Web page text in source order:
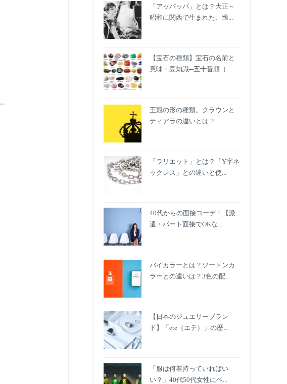
「アッパッパ」とは？大正～
昭和に関西で生まれた、懐...
【宝石の種類】宝石の名前と
意味・豆知識─五十音順（...
王冠の形の種類。クラウンと
ティアラの違いとは？
「ラリエット」とは？「Y字ネ
ックレス」との違いと使...
40代からの面接コーデ！【派
遣・パート面接でOKな...
バイカラーとは？ツートンカ
ラーとの違いは？3色の配...
【日本のジュエリーブラン
ド】「ete（エテ）」の歴...
「服は何着持っていればい
い？」40代50代女性にベ...